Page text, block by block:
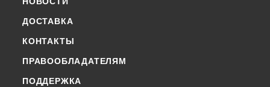
ДОСТАВКА
КОНТАКТЫ
ПРАВООБЛАДАТЕЛЯМ
ПОДДЕРЖКА